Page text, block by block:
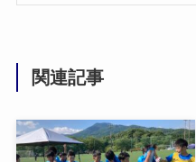
関連記事